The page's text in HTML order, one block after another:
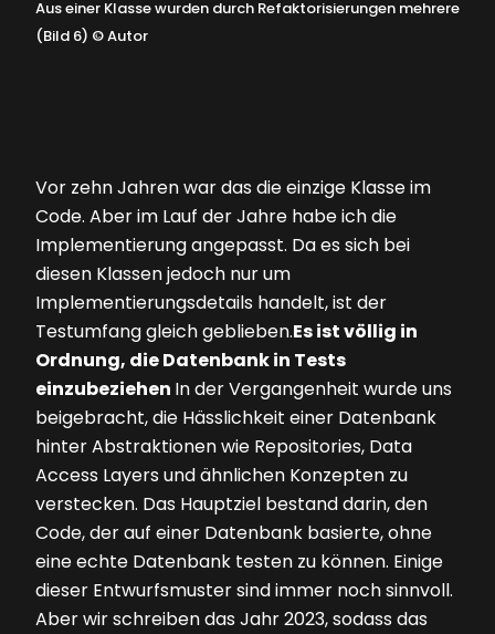
Aus einer Klasse wurden durch Refaktorisierungen mehrere
(Bild 6) ©Autor
Vor zehn Jahren war das die einzige Klasse im
Code. Aber im Lauf der Jahre habe ich die
Implementierung angepasst. Da es sich bei
diesen Klassen jedoch nur um
Implementierungsdetails handelt, ist der
Testumfang gleich geblieben.Es ist völlig in
Ordnung, die Datenbank in Tests
einzubeziehen In der Vergangenheit wurde uns
beigebracht, die Hässlichkeit einer Datenbank
hinter Abstraktionen wie Repositories, Data
Access Layers und ähnlichen Konzepten zu
verstecken. Das Hauptziel bestand darin, den
Code, der auf einer Datenbank basierte, ohne
eine echte Datenbank testen zu können. Einige
dieser Entwurfsmuster sind immer noch sinnvoll.
Aber wir schreiben das Jahr 2023, sodass das